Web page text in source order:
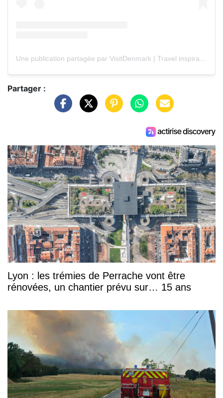
Une publication partagée par VisitDenmark | Travel inspiration for Denmark (@govisitdenmark)
Partager :
Lyon : les trémies de Perrache vont être
rénovées, un chantier prévu sur… 15 ans